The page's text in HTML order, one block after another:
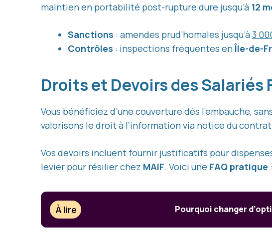
maintien en portabilité post-rupture dure jusqu’à 12
Sanctions : amendes prud’homales jusqu’à3
Contrôles : inspections fréquentes enÎle-de-
Droits et Devoirs des
Vous bénéficiez d’une couverture dès l’embauche,
valorisons le droit à l’information via notice du contrat
Vos devoirs incluent fournir justificatifs pour
levier pour résilier chez MAIF. Voici une FAQ pratique :
À lire Pourquoi changer